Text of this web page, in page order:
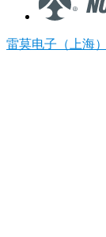
雷莫电子（上海